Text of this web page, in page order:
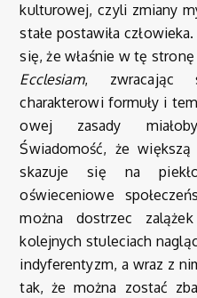
kulturowej, czyli zmiany
stałe postawiła
się, że właśnie w tę
Ecclesiam, zwracając
charakterowi formuły i
owej zasady
Świadomość, że
skazuje się na
oświeceniowe
można dostrzec
kolejnych stuleciach
indyferentyzm, a wraz z
tak, że można zostać